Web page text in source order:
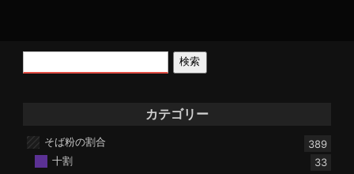
検索
カテゴリー
そば粉の割合
389
十割
33